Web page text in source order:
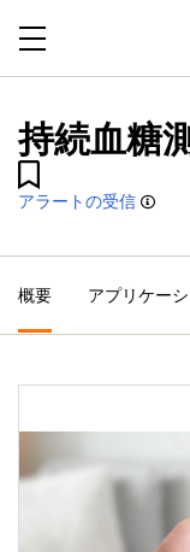
持続血糖
アラートの受信
概要 アプリケー